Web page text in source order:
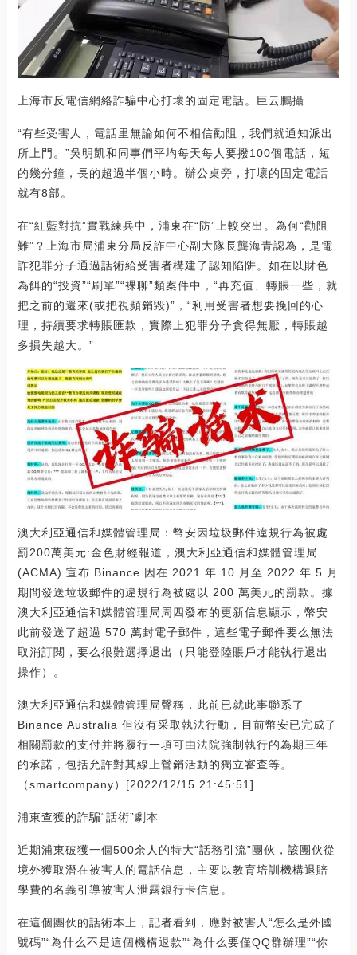
上海市反電信網絡詐騙中心打壞的固定電話。巨云鵬攝
“有些受害人，電話里無論如何不相信勸阻，我們就通知派出
所上門。”吳明凱和同事們平均每天每人要撥100個電話，短
的幾分鐘，長的超過半個小時。辦公桌旁，打壞的固定電話
就有8部。
在“紅藍對抗”實戰練兵中，浦東在“防”上較突出。為何“勸阻
難”？上海市局浦東分局反詐中心副大隊長龔海青認為，是電
詐犯罪分子通過話術給受害者構建了認知陷阱。如在以財色
為餌的“投資”“刷單”“裸聊”類案件中，“再充值、轉賬一些，就
把之前的還來(或把視頻銷毀)”，“利用受害者想要挽回的心
理，持續要求轉賬匯款，實際上犯罪分子貪得無厭，轉賬越
多損失越大。”
澳大利亞通信和媒體管理局：幣安因垃圾郵件違規行為被處
罰200萬美元:金色財經報道，澳大利亞通信和媒體管理局
(ACMA) 宣布 Binance 因在 2021 年 10 月至 2022 年 5 月
期間發送垃圾郵件的違規行為被處以 200 萬美元的罰款。據
澳大利亞通信和媒體管理局周四發布的更新信息顯示，幣安
此前發送了超過 570 萬封電子郵件，這些電子郵件要么無法
取消訂閱，要么很難選擇退出（只能登陸賬戶才能執行退出
操作）。
澳大利亞通信和媒體管理局聲稱，此前已就此事聯系了
Binance Australia 但沒有采取執法行動，目前幣安已完成了
相關罰款的支付并將履行一項可由法院強制執行的為期三年
的承諾，包括允許對其線上營銷活動的獨立審查等。
（smartcompany）[2022/12/15 21:45:51]
浦東查獲的詐騙“話術”劇本
近期浦東破獲一個500余人的特大“話務引流”團伙，該團伙從
境外獲取潛在被害人的電話信息，主要以教育培訓機構退賠
學費的名義引導被害人泄露銀行卡信息。
在這個團伙的話術本上，記者看到，應對被害人“怎么是外國
號碼”“為什么不是這個機構退款”“為什么要僅QQ群辦理”“你